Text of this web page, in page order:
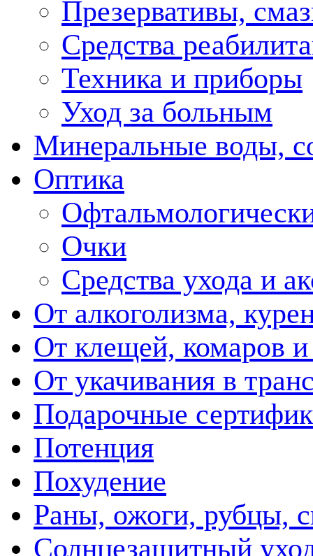
Презервативы,
Средства
Техника и приборы
Уход за больным
Минеральные воды,
Оптика
Очки
Средства ухода и
От алкоголизма,
От клещей, комаров
От укачивания в
Подарочные
Потенция
Похудение
Раны, ожоги, рубцы,
Солнцезащитный